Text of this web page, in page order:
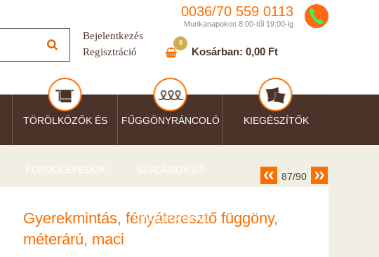
0036/70 559 0113
Munkanapokon 8:00-től 19:00-ig
Bejelentkezés
Regisztráció
Kosárban: 0,00 Ft
0
TÖRÖLKÖZŐK ÉS
FÜRDŐLEPEDŐK
FŰGGÖNYRÁNCOLÓ
SZALAGOK ÉS
RINGLIKARIKÁK
KIEGÉSZÍTŐK
87/90
Gyerekmintás, fényáteresztő függöny,
méterárú, maci